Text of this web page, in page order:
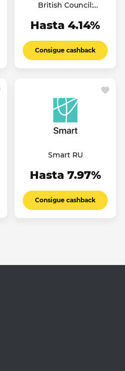
British Council:
Hasta 4.14%
Consigue cashback
Smart RU
Hasta 7.97%
Consigue cashback